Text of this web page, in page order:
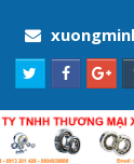
Twitter